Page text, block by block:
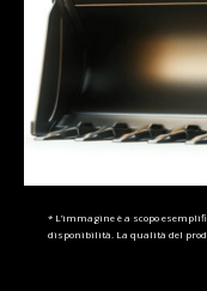
* L’immagine è a scopo
disponibilità. La qualità del